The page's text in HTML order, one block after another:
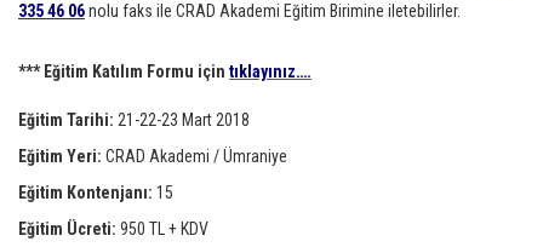
335 46 06nolu faks ile CRAD Akademi Eğitim Birimine iletebilirler.
*** Eğitim Katılım Formu için tıklayınız….
Eğitim Tarihi: 21-22-23 Mart 2018
Eğitim Yeri: CRAD Akademi / Ümraniye
Eğitim Kontenjanı: 15
Eğitim Ücreti: 950 TL + KDV